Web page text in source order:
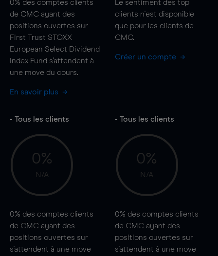
0% des comptes clients
de CMC ayant des
positions ouvertes sur
First Trust STOXX
European Select Dividend
Index Fund s'attendent à
une move du cours.
En savoir plus
Le sentiment des top
clients n'est disponible
que pour les clients de
CMC.
Créer un compte
- Tous les clients
0%
N/A
0% des comptes clients
de CMC ayant des
positions ouvertes sur
s'attendent à une move
- Tous les clients
0%
N/A
0% des comptes clients
de CMC ayant des
positions ouvertes sur
s'attendent à une move